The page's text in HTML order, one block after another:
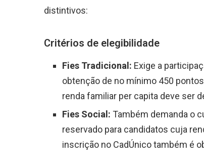
distintivos:
Critérios de elegibilidade
Fies Tradicional: Exige a
obtenção de no mínimo 450
renda familiar per capita deve ser
Fies Social: Também demanda o
reservado para candidatos cuja
inscrição no CadÚnico também é